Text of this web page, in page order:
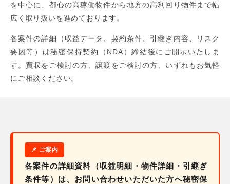
を中心に、都心の高稼働物件から地方の高利回り物件まで幅
広く取り扱いを進めております。
各案件の詳細（収益データ、契約条件、引継ぎ内容、リスク
要因等）は秘密保持契約（NDA）締結後にご開示いたしま
す。買収をご検討の方、譲渡をご検討の方、いずれもお気軽
にご相談ください。
各案件の詳細資料（収益明細・物件詳細・引継ぎ
条件等）は、お問い合わせいただいた方へ秘密保